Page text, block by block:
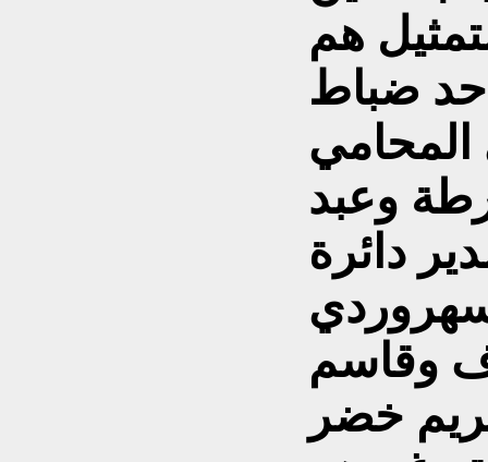
هم
ضباط
وعبد
دائرة
وقاسم
خضر